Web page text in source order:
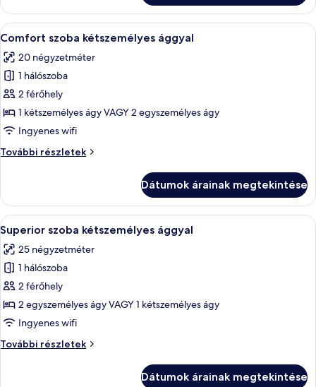
A
következő
szoba
összes
képének
megtekintése:
Comfort
kétszemélyes
Egy szállodai szoba, amelyben egy
5
Comfort szoba kétszemélyes ággyal
20 négyzetméter
1 hálószoba
2 férőhely
1 kétszemélyes ágy VAGY 2 egyszemélyes ágy
Ingyenes wifi
További részletek
Comfort
további
részletei
Dátumok árainak megtekintése
A
következő
szoba
összes
képének
megtekintése:
Superior
kétszemélyes
Egy szállodai szoba, amelyben egy
9
Superior szoba kétszemélyes ággyal
25 négyzetméter
1 hálószoba
2 férőhely
2 egyszemélyes ágy VAGY 1 kétszemélyes ágy
Ingyenes wifi
További részletek
Superior
Dátumok árainak megtekintése